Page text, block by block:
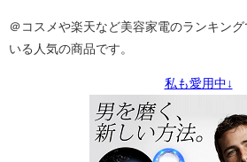
＠コスメや楽天など美容家電のランキン
いる人気の商品です。
私も愛用中↓